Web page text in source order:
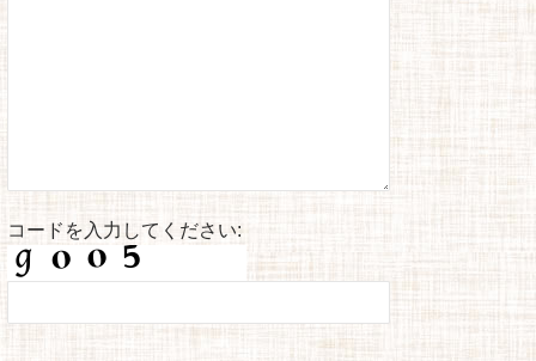
コードを入力してください: